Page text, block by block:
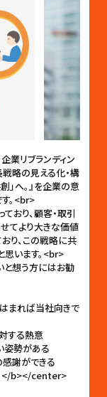
業リブランディン
略の見える化・構
」へ。』を企業の意
。<br>
おり、顧客・取引
せてより大きな価値
り、この戦略に共
います。<br>
と想う方にはお勧
まれば当社向きで
する熱意
勢がある
謝ができる
</b></center>